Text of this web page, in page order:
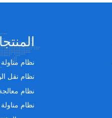
نظام
نظام نقل
نظام
نظام